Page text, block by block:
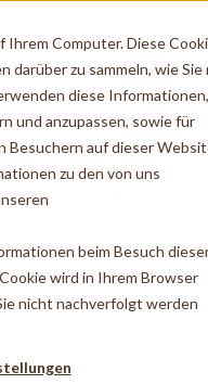
Computer. Diese
zu sammeln, wie Sie
diese
und anzupassen, sowie für
Besuchern auf dieser
zu den von uns
beim Besuch
wird in Ihrem Browser
nicht nachverfolgt werden